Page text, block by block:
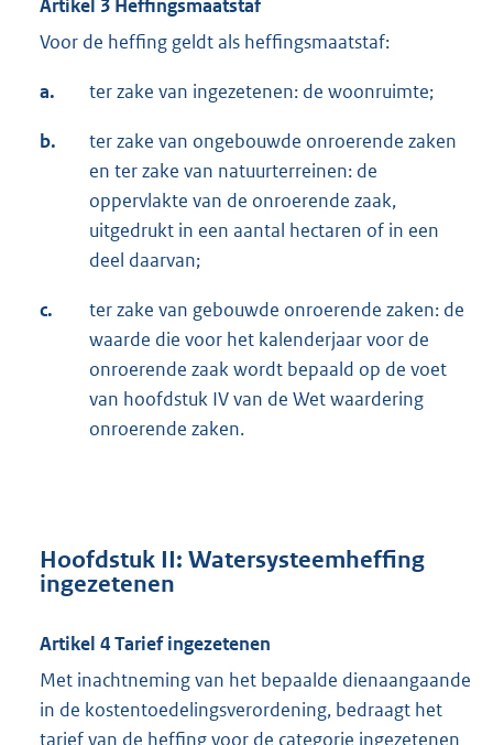
Artikel 3 Heffingsmaatstaf
Voor de heffing geldt als heffingsmaatstaf:
a. ter zake van ingezetenen: de woonruimte;
b.
ter zake van ongebouwde onroerende zaken
en ter zake van natuurterreinen: de
oppervlakte van de onroerende zaak,
uitgedrukt in een aantal hectaren of in een
deel daarvan;
c.
ter zake van gebouwde onroerende zaken: de
waarde die voor het kalenderjaar voor de
onroerende zaak wordt bepaald op de voet
van hoofdstuk IV van de Wet waardering
onroerende zaken.
Hoofdstuk II: Watersysteemheffing
ingezetenen
Artikel 4 Tarief ingezetenen
Met inachtneming van het bepaalde dienaangaande
in de kostentoedelingsverordening, bedraagt het
tarief van de heffing voor de categorie ingezetenen